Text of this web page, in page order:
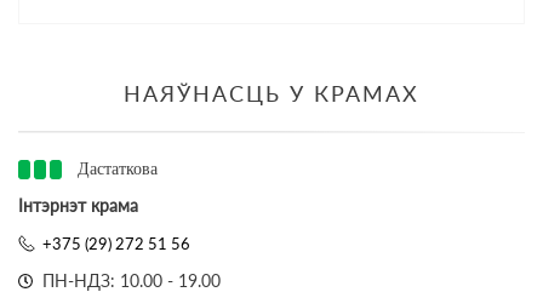
НАЯЎНАСЦЬ У КРАМАХ
Дастаткова
Інтэрнэт крама
+375 (29) 272 51 56
ПН-НДЗ: 10.00 - 19.00